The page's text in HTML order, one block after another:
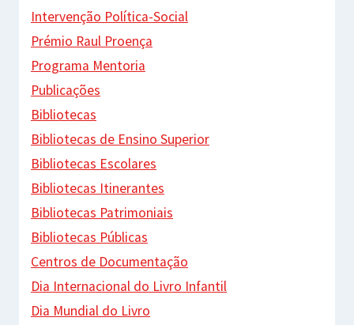
Intervenção Política-Social
Prémio Raul Proença
Programa Mentoria
Publicações
Bibliotecas
Bibliotecas de Ensino Superior
Bibliotecas Escolares
Bibliotecas Itinerantes
Bibliotecas Patrimoniais
Bibliotecas Públicas
Centros de Documentação
Dia Internacional do Livro Infantil
Dia Mundial do Livro